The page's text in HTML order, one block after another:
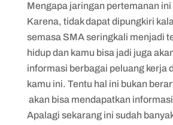
Mengapa jaringan pertemanan
Karena, tidak dapat dipungkiri
semasa SMA seringkali menjadi
hidup dan kamu bisa jadi juga
informasi berbagai peluang kerja
kamu ini. Tentu hal ini bukan
akan bisa mendapatkan
Apalagi sekarang ini sudah